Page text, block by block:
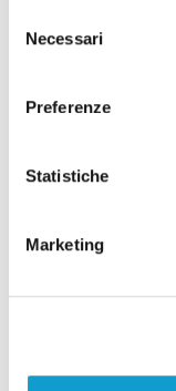
delNecessari
Preferenze
Statistiche
Marketing
Mortale sulla